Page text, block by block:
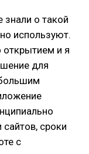
о такой
используют.
открытием и я
для
сайтов, сроки
с